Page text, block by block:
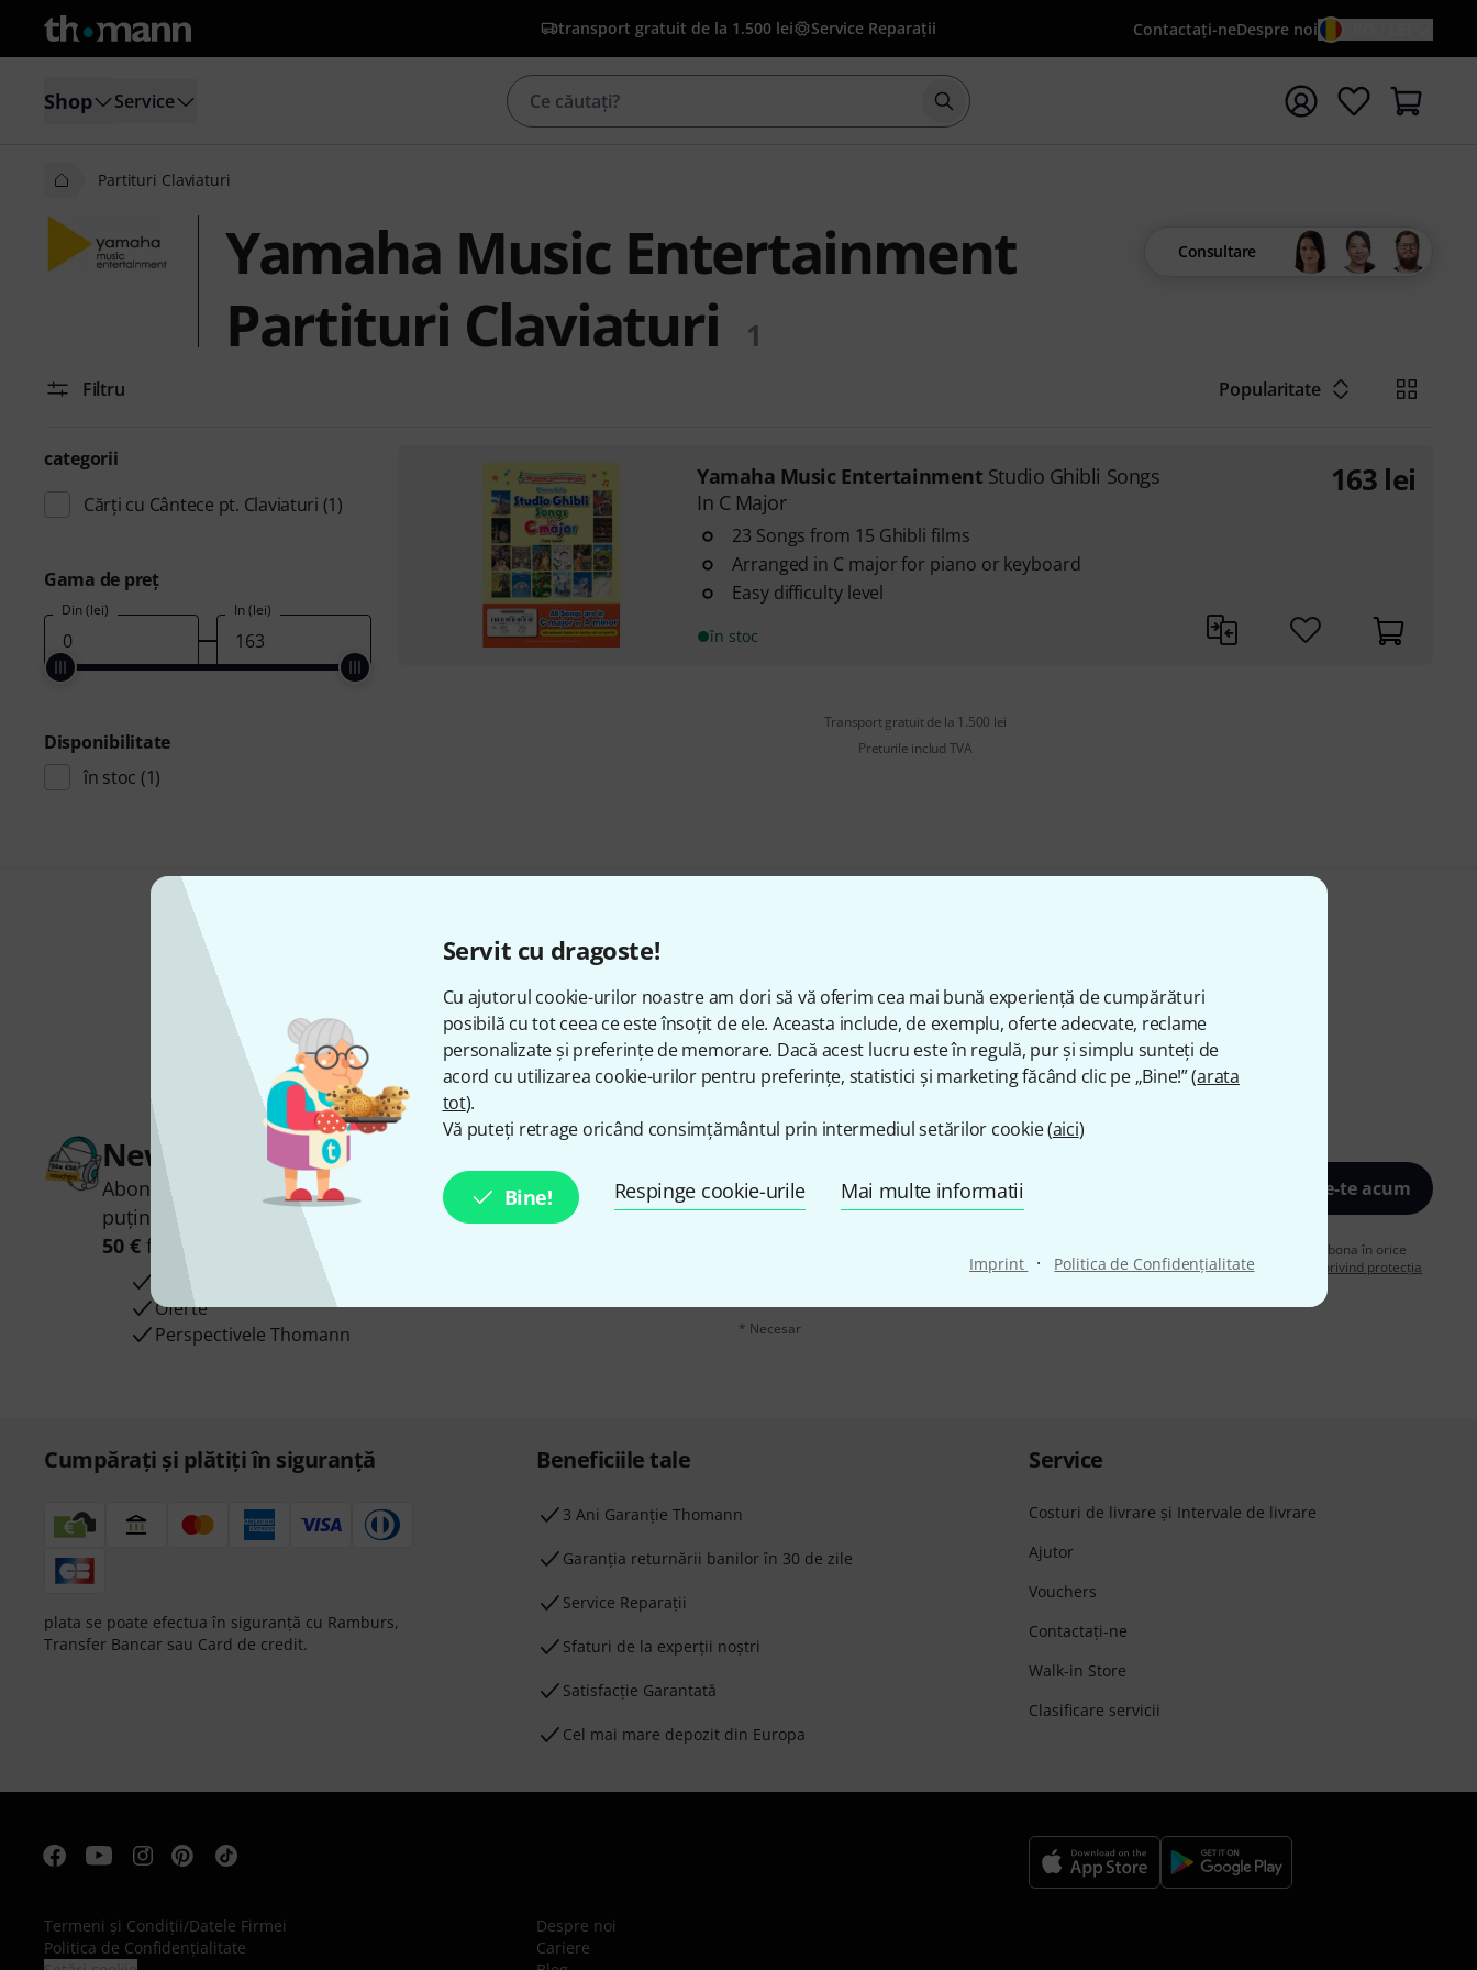
Servit cu dragoste!
Cu ajutorul cookie-urilor noastre am dori să vă oferim cea mai bună experiență de cumpărături
posibilă cu tot ceea ce este însoțit de ele. Aceasta include, de exemplu, oferte adecvate, reclame
personalizate și preferințe de memorare. Dacă acest lucru este în regulă, pur și simplu sunteți de
acord cu utilizarea cookie-urilor pentru preferințe, statistici și marketing făcând clic pe „Bine!” (arata
tot).
Vă puteți retrage oricând consimțământul prin intermediul setărilor cookie (aici)
Bine! Respinge cookie-urile Mai multe informatii
Imprint · Politica de Confidenţialitate
transport gratuit de la 1.500 lei Service Reparații Contactaţi-neDespre noi
Shop Service Începeți căutarea cu termenul de căutare {searchTerm}
Partituri Claviaturi
Yamaha Music Entertainment
Partituri Claviaturi
1
Consultare
Filtru Popularitate
categorii
Cărţi cu Cântece pt. Claviaturi (1)
Gama de preţ
Din (lei) În (lei)
Disponibilitate
în stoc (1)
Yamaha Music Entertainment Studio Ghibli Songs
In C Major
23 Songs from 15 Ghibli films
Arranged in C major for piano or keyboard
Easy difficulty level
în stoc
163 lei
Transport gratuit de la 1.500 lei
Preturile includ TVA
Share Ajutor și feedback
Newsletter Thomann
Abonați-vă la buletinul informativ Thomann în limba engleză și, cu
puțin noroc, puteți câștiga unul dintre50 voucherele
în valoare de
50 €fiecare!
Contribuții inspiraționale
Oferte
Perspectivele Thomann
adresă de email* Înscrie-te acum
Făcând clic pe „Înscrie-te acum”, sunteți de acord să primiți publicitate prin e-mail. Vă puteți dezabona în orice
moment. Puteți găsi informații suplimentare despre buletinul informativ înregulamentul nostru privind protecția
* Necesar
Cumpărați și plătiți în siguranță
plata se poate efectua în siguranță cu Ramburs,
Transfer Bancar sau Card de credit.
Beneficiile tale
3 Ani Garanție Thomann
Garanţia returnării banilor în 30 de zile
Service Reparații
Sfaturi de la experții noștri
Satisfacție Garantată
Cel mai mare depozit din Europa
Service
Costuri de livrare şi Intervale de livrare
Ajutor
Vouchers
Contactaţi-ne
Walk-in Store
Clasificare servicii
Termeni şi Condiţii/Datele Firmei
Politica de Confidenţialitate
Despre noi
Cariere